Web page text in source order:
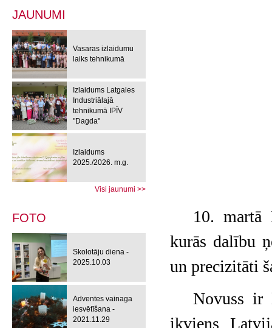
JAUNUMI
Vasaras izlaidumu
laiks tehnikumā
Izlaidums Latgales
Industriālajā
tehnikumā IPĪV
"Dagda"
Izlaidums
2025./2026. m.g.
Visi jaunumi >>
FOTO
Skolotāju diena -
2025.10.03
Adventes vainaga
iesvētīšana -
2021.11.29
10. martā
kurās dalību
un precizitāti
Novuss ir
ikviens